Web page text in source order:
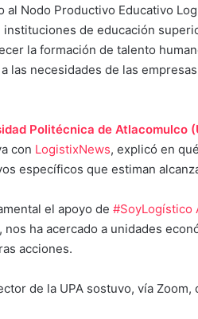
al Nodo Productivo Educativo
de educación
la formación de talento
las necesidades de las
Politécnica de Atlacomulco
con LogistixNews, explicó en
específicos que estiman
el apoyo de #SoyLogístico
ha acercado a unidades
acciones.
de la UPA sostuvo, vía Zoom,